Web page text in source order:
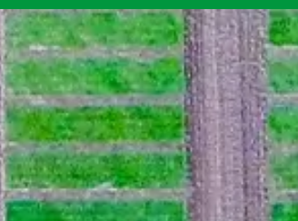
Messen & Termine Presse Unternehmen
Schneidwerke Ökonven­tio­nelle Lösungen